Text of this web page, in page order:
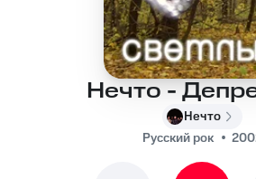
Нечто -
Нечто
Русский рок